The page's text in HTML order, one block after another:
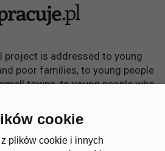
cookie
plików cookie i innych
project is addressed to young
poor families, to young people
towns, to young people who
Account